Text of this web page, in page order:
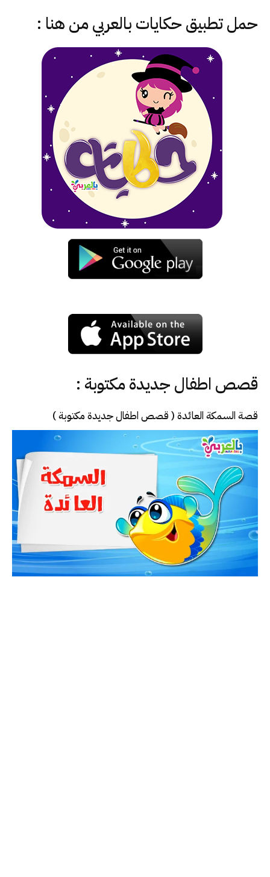
حمل تطبيق حكايات بالعربيمن هنا :
قصص اطفال جديدة مكتوبة :
قصة السمكة العائدة ( قصص اطفال جديدة مكتوبة )